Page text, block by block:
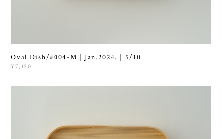
Oval Dish/#004-M｜Jan.2024.｜5/10
¥7,150